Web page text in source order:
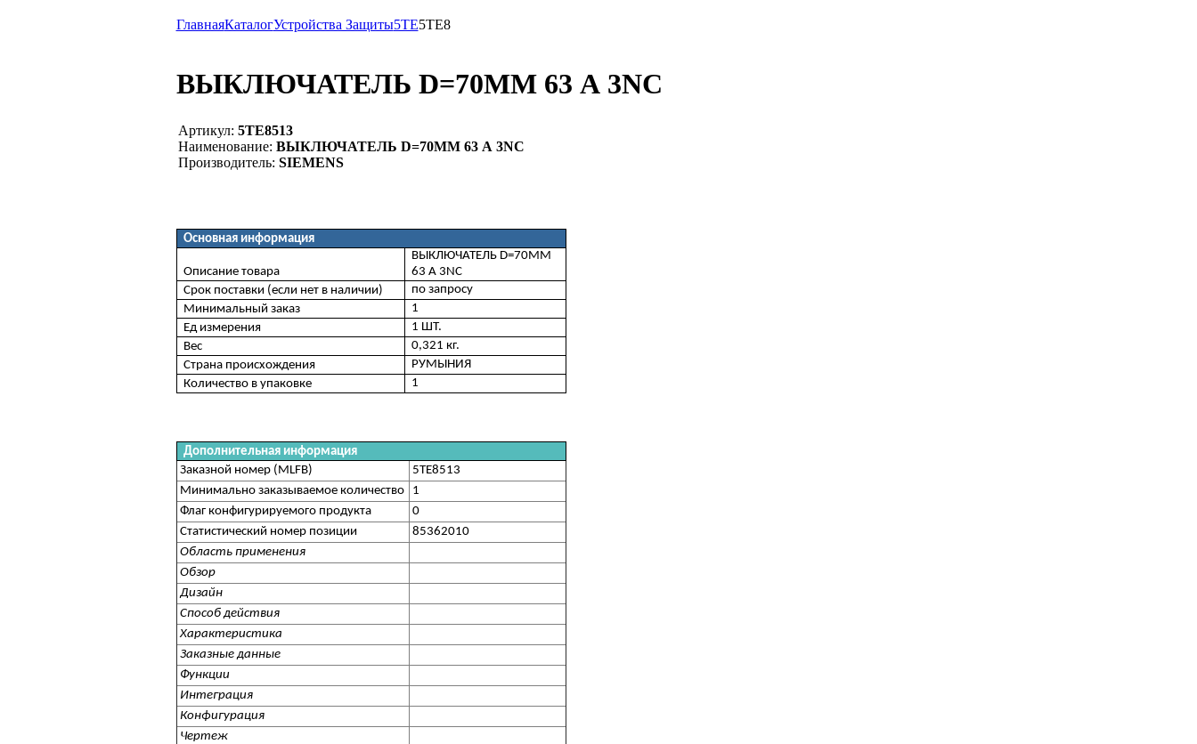
ГлавнаяКаталогУстройства Защиты5TE5TE8
ВЫКЛЮЧАТЕЛЬ D=70ММ 63 А 3NC
Артикул: 5TE8513
Наименование: ВЫКЛЮЧАТЕЛЬ D=70ММ 63 А 3NC
Производитель: SIEMENS
Основная информация
Описание товара
ВЫКЛЮЧАТЕЛЬ D=70ММ
63 А 3NC
Срок поставки (если нет в наличии)
по запросу
Минимальный заказ
1
Ед измерения
1 ШТ.
Вес
0,321 кг.
Страна происхождения
РУМЫНИЯ
Количество в упаковке
1
Дополнительная информация
Заказной номер (MLFB)
5TE8513
Минимально заказываемое количество
1
Флаг конфигурируемого продукта
0
Статистический номер позиции
85362010
Область применения
Обзор
Дизайн
Способ действия
Характеристика
Заказные данные
Функции
Интеграция
Конфигурация
Чертеж